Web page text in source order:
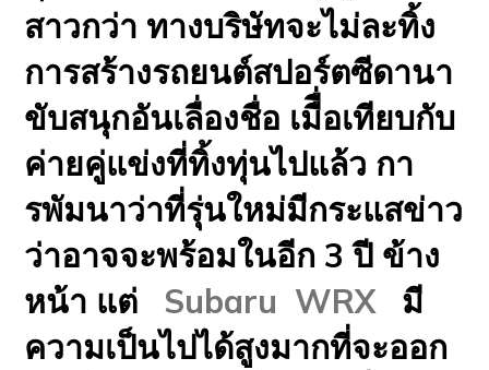
สาวกว่า ทางบริษัทจะไม่ละทิ้ง
การสร้างรถยนต์สปอร์ตซีดานา
ขับสนุกอันเลื่องชื่อ เมืื่อเทียบกับ
ค่ายคู่แข่งที่ทิ้งทุ่นไปแล้ว กา
รพัมนาว่าที่รุ่นใหม่มีกระแสข่าว
ว่าอาจจะพร้อมในอีก 3 ปี ข้าง
หน้า แต่ Subaru WRXมี
ความเป็นไปได้สูงมากที่จะออก